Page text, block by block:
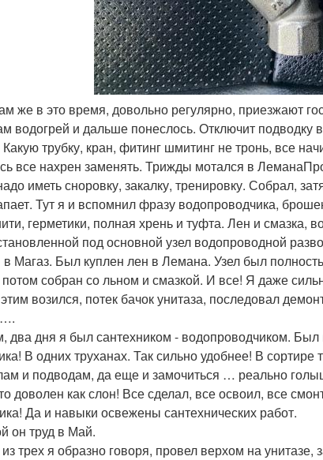
же в это время, довольно регулярно, приезжают
водогрей и дальше понеслось. Отключит
трубку, кран, фитинг шмитинг не тронь, все
все нахрен заменять. Трижды мотался в
иметь сноровку, закалку, тренировку. Собрал,
Тут я и вспомнил фразу водопроводчика,
герметики, полная хрень и туфта. Лен и смазка,
под основной узел водопроводной
в Магаз. Был куплен лен в Лемана. Узел был
потом собран со льном и смазкой. И все! Я даже
возился, потек бачок унитаза, последовал
два дня я был сантехником - водопроводчиком.
В одних труханах. Так сильно удобнее! В
и подводам, да еще и замочиться … реально
доволен как слон! Все сделал, все освоил, все
Да и навыки освежены сантехнических работ.
он труд в Май.
трех я образно говоря, провел верхом на